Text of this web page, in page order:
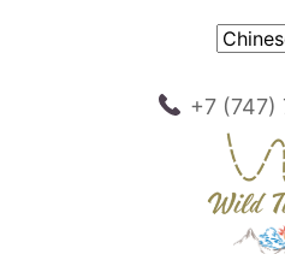
+7 (747)